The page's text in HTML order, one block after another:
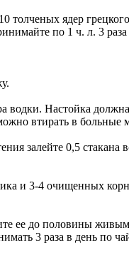
ядер
по 1 ч. л. 3
водки. Настойка
втирать в больные
залейте 0,5
и 3-4 очищенных
ее до половины
3 раза в день по